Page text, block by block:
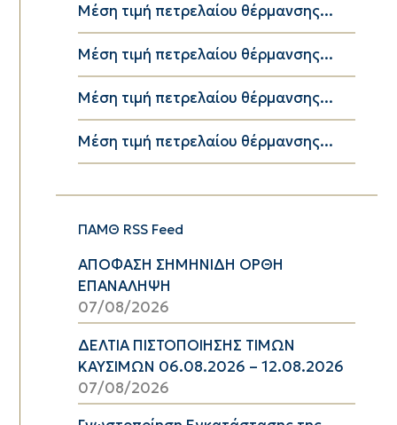
Μέση τιμή πετρελαίου θέρμανσης...
Μέση τιμή πετρελαίου θέρμανσης...
Μέση τιμή πετρελαίου θέρμανσης...
Μέση τιμή πετρελαίου θέρμανσης...
ΠΑΜΘ RSS Feed
ΑΠΟΦΑΣΗ ΣΗΜΗΝΙΔΗ ΟΡΘΗ
ΕΠΑΝΑΛΗΨΗ
07/08/2026
ΔΕΛΤΙΑ ΠΙΣΤΟΠΟΙΗΣΗΣ ΤΙΜΩΝ
ΚΑΥΣΙΜΩΝ 06.08.2026 – 12.08.2026
07/08/2026